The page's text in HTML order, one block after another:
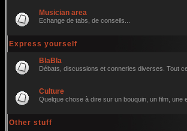
Musician area
Echange de tabs, de conseils...
Express yourself
BlaBla
Débats, discussions et conneries diverses. Tout
Culture
Quelque chose à dire sur un bouquin, un film, une
Other stuff